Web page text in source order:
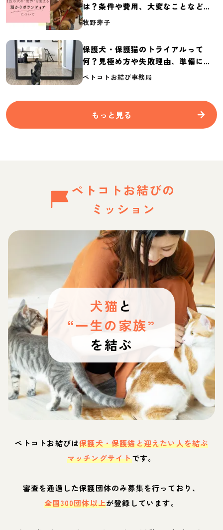
は？条件や費用、大変なことなど紹
介
牧野芽子
保護犬・保護猫のトライアルって
何？見極め方や失敗理由、準備に必
要なものを紹介
ペトコトお結び事務局
もっと見る
ペトコトお結びの
ミッション
犬猫 と
“一生の家族”
を結ぶ
ペトコトお結びは保護犬・保護猫と迎えたい人を結ぶ
マッチングサイトです。
審査を通過した保護団体のみ募集を行っており、
全国300団体以上が登録しています。